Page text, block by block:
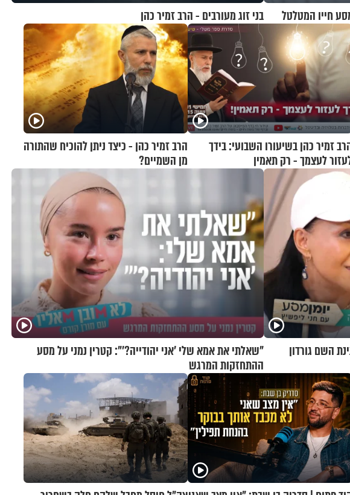
חייו המטלטל בני זוג מעורבים - הרב זמיר כהן
זמיר כהן בשיעורו השבועי: בידך
לעצמך - רק תאמין
הרב זמיר כהן - כיצד ניתן להוכיח שהתורה
מן השמיים?
השם גורדון
"שאלתי את אמא שלי 'אני יהודייה?'": קטרין נמני על מסע
ההתחזקות המרגש